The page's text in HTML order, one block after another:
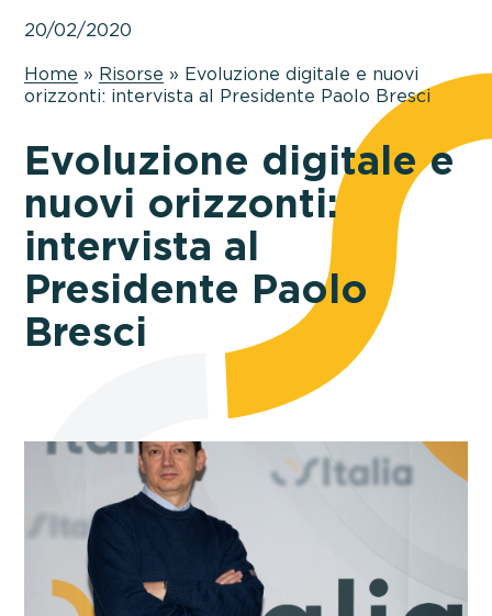
20/02/2020
Home » Risorse » Evoluzione digitale e nuovi
orizzonti: intervista al Presidente Paolo Bresci
Evoluzione digitale e
nuovi orizzonti:
intervista al
Presidente Paolo
Bresci